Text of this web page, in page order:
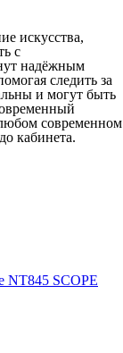
искусства,
с
надёжным
следить за
и могут быть
современном
кабинета.